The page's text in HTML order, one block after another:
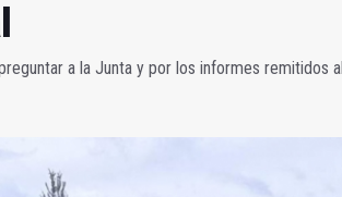
a la Junta y por los informes remitidos al